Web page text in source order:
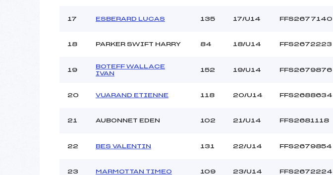
17 ESBERARD LUCAS 135 17/U14 FFS2677140
18 PARKER SWIFT HARRY 84 18/U14 FFS2672223
19
BOTEFF WALLACE
IVAN
152 19/U14 FFS2679876
20 VUARAND ETIENNE 118 20/U14 FFS2688634
21 AUBONNET EDEN 102 21/U14 FFS2681118
22 BES VALENTIN 131 22/U14 FFS2679854
23 MARMOTTAN TIMEO 109 23/U14 FFS2672224